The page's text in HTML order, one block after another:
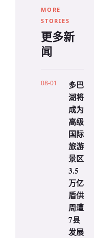
MORE
STORIES
更多新
闻
08-01
多巴
湖将
成为
高级
国际
旅游
景区
3.5
万亿
盾供
周遭
7县
发展